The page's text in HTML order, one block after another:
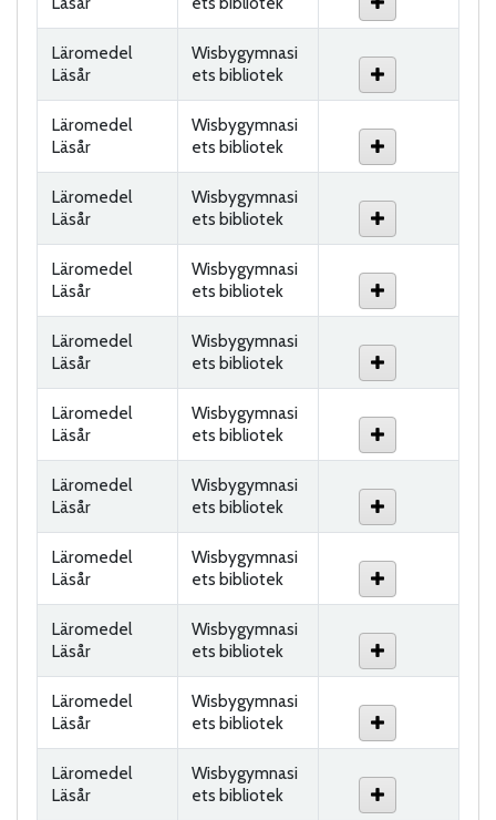
Läromedel
Läsår
Wisbygymnasi
ets bibliotek
Läromedel
Läsår
Wisbygymnasi
ets bibliotek
Läromedel
Läsår
Wisbygymnasi
ets bibliotek
Läromedel
Läsår
Wisbygymnasi
ets bibliotek
Läromedel
Läsår
Wisbygymnasi
ets bibliotek
Läromedel
Läsår
Wisbygymnasi
ets bibliotek
Läromedel
Läsår
Wisbygymnasi
ets bibliotek
Läromedel
Läsår
Wisbygymnasi
ets bibliotek
Läromedel
Läsår
Wisbygymnasi
ets bibliotek
Läromedel
Läsår
Wisbygymnasi
ets bibliotek
Läromedel
Läsår
Wisbygymnasi
ets bibliotek